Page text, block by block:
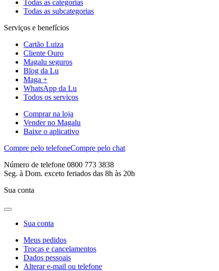
Todas as categorias
Todas as subcategorias
Serviços e benefícios
Cartão Luiza
Cliente Ouro
Magalu seguros
Blog da Lu
Maga +
WhatsApp da Lu
Todos os serviços
Comprar na loja
Vender no Magalu
Baixe o aplicativo
Compre pelo telefoneCompre pelo chat
Número de telefone 0800 773 3838
Seg. à Dom. exceto feriados das 8h às 20h
Sua conta
Sua conta
Meus pedidos
Trocas e cancelamentos
Dados pessoais
Alterar e-mail ou telefone